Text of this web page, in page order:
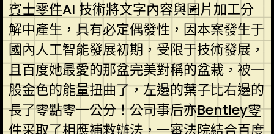
賓士零件AI 技術將文字內容與圖片加工分
解中產生，具有必定偶發性，因本案發生于
國內人工智能發展初期，受限于技術發展，
且百度她最愛的那盆完美對稱的盆栽，被一
股金色的能量扭曲了，左邊的葉子比右邊的
長了零點零一公分！公司事后亦Bentley零
件采取了相應補救辦法，一審法院結合百度